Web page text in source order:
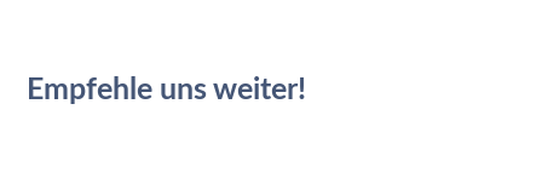
Empfehle uns weiter!